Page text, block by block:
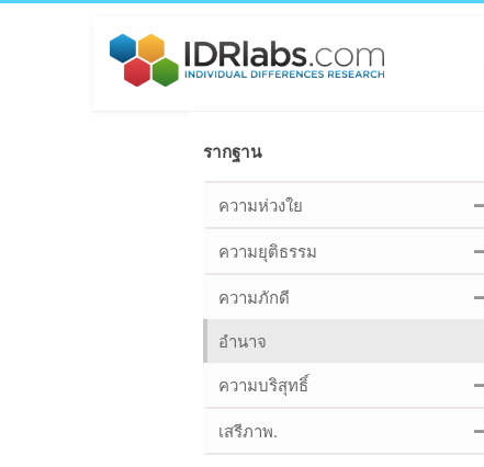
รากฐาน
ความห่วงใย
ความยุติธรรม
ความภักดี
อำนาจ
ความบริสุทธิ์
เสรีภาพ.